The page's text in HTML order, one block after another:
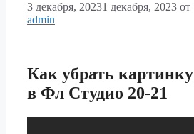
3 декабря, 20231 декабря, 2023 от
admin
Как убрать картинку
в Фл Студио 20-21